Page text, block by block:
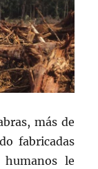
más de
fabricadas
le